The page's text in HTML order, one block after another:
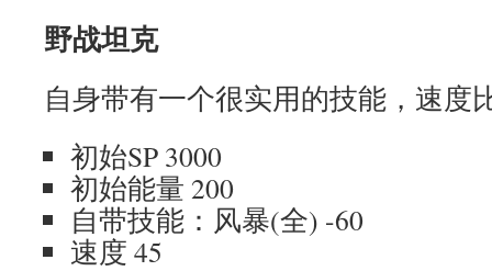
野战坦克
自身带有一个很实用的技能，速度
初始SP 3000
初始能量 200
自带技能：风暴(全) -60
速度 45